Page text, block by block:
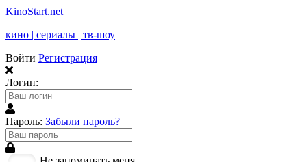
KinoStart.net
кино | сериалы | тв-шоу
Войти Регистрация
Логин:
Пароль: Забыли пароль?